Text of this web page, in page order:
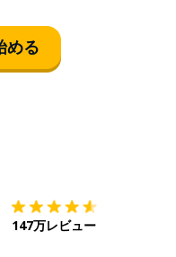
める
147万レビュー